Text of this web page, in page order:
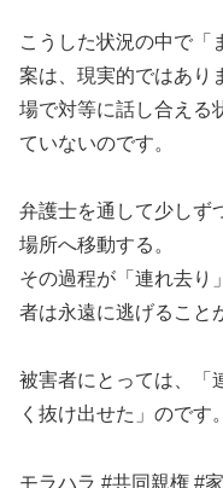
こうした状況の中で「
案は、現実的ではあり
場で対等に話し合える
ていないのです。
弁護士を通して少しず
場所へ移動する。
その過程が「連れ去り
者は永遠に逃げること
被害者にとっては、「
く抜け出せた」のです。
モラハラ #共同親権 #